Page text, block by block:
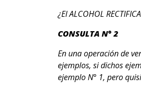
¿EI ALCOHOL
CONSULTA N° 2
En una operación de
ejemplos, si dichos
ejemplo N° 1, pero